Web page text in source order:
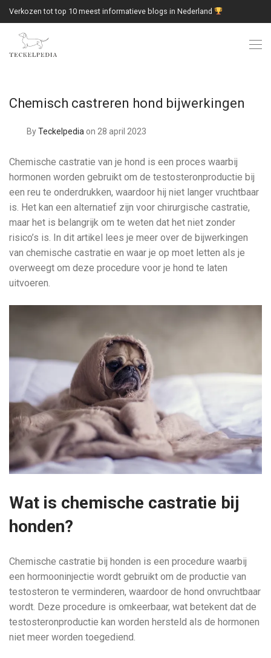
Verkozen tot top 10 meest informatieve blogs in Nederland
Chemisch castreren hond bijwerkingen
ByTeckelpedia on 28 april 2023
Chemische castratie van je hond is een proces waarbij
hormonen worden gebruikt om de testosteronproductie bij
een reu te onderdrukken, waardoor hij niet langer vruchtbaar
is. Het kan een alternatief zijn voor chirurgische castratie,
maar het is belangrijk om te weten dat het niet zonder
risico’s is. In dit artikel lees je meer over de bijwerkingen
van chemische castratie en waar je op moet letten als je
overweegt om deze procedure voor je hond te laten
uitvoeren.
Wat is chemische castratie bij
honden?
Chemische castratie bij honden is een procedure waarbij
een hormooninjectie wordt gebruikt om de productie van
testosteron te verminderen, waardoor de hond onvruchtbaar
wordt. Deze procedure is omkeerbaar, wat betekent dat de
testosteronproductie kan worden hersteld als de hormonen
niet meer worden toegediend.